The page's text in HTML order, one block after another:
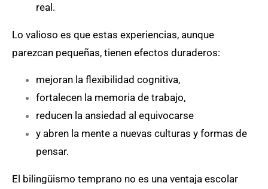
real.
Lo valioso es que estas experiencias, aunque
parezcan pequeñas, tienen efectos duraderos:
mejoran la flexibilidad cognitiva,
fortalecen la memoria de trabajo,
reducen la ansiedad al equivocarse
y abren la mente a nuevas culturas y formas de
pensar.
El bilingüismo temprano no es una ventaja escolar